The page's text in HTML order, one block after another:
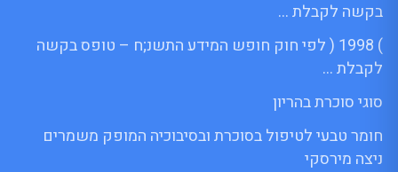
בקשה לקבלת …
) 1998 ( לפי חוק חופש המידע התשנ;ח – טופס בקשה
לקבלת …
סוגי סוכרת בהריון
חומר טבעי לטיפול בסוכרת ובסיבוכיה המופק משמרים
ניצה מירסקי